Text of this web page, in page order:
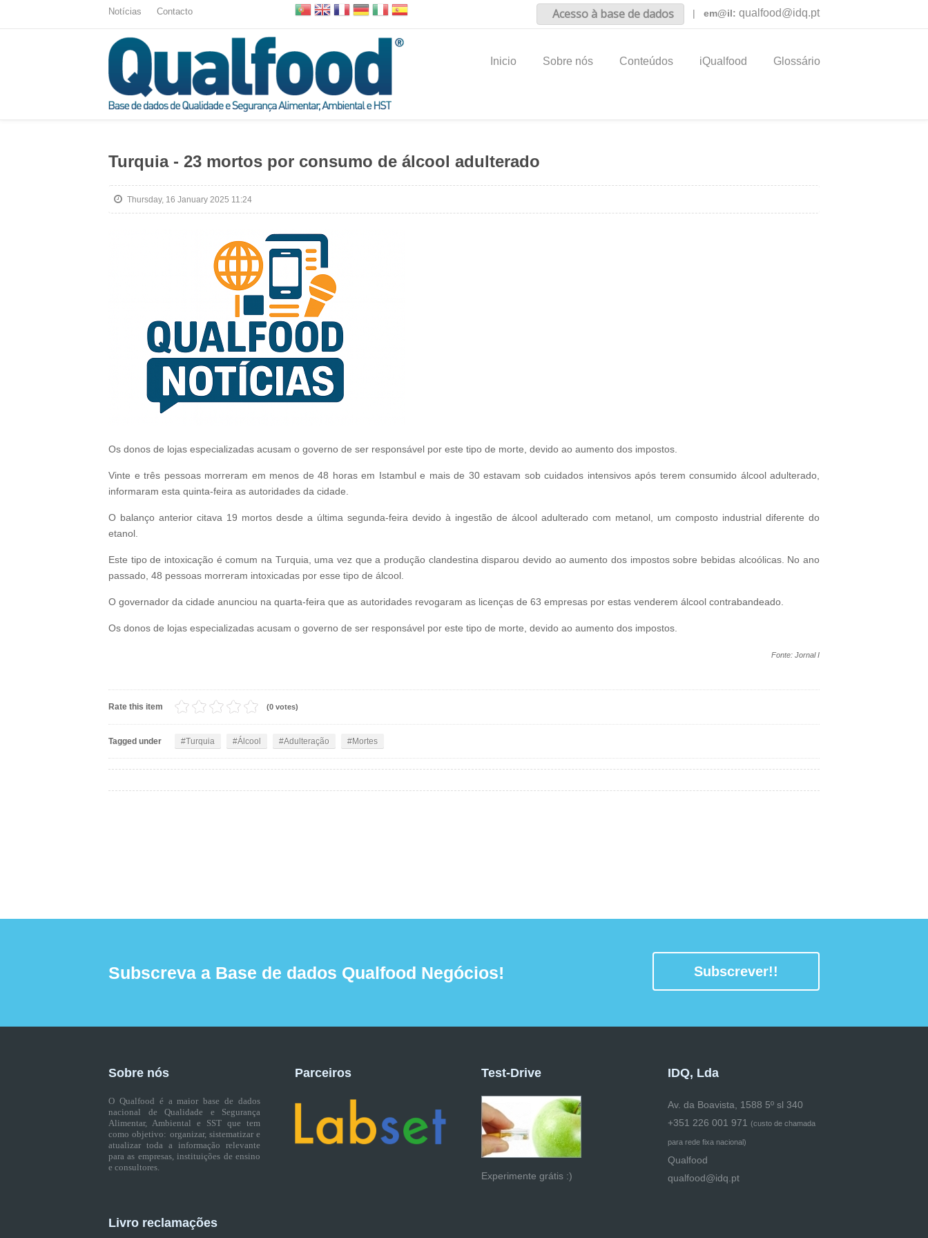
Notícias Contacto Acesso à base de dados | em@il: qualfood@idq.pt
Inicio Sobre nós Conteúdos iQualfood Glossário
Turquia - 23 mortos por consumo de álcool adulterado
Thursday, 16 January 2025 11:24
Os donos de lojas especializadas acusam o governo de ser responsável por este tipo de morte, devido ao aumento dos impostos.
Vinte e três pessoas morreram em menos de 48 horas em Istambul e mais de 30 estavam sob cuidados intensivos após terem consumido álcool adulterado,
informaram esta quinta-feira as autoridades da cidade.
O balanço anterior citava 19 mortos desde a última segunda-feira devido à ingestão de álcool adulterado com metanol, um composto industrial diferente do
etanol.
Este tipo de intoxicação é comum na Turquia, uma vez que a produção clandestina disparou devido ao aumento dos impostos sobre bebidas alcoólicas. No ano
passado, 48 pessoas morreram intoxicadas por esse tipo de álcool.
O governador da cidade anunciou na quarta-feira que as autoridades revogaram as licenças de 63 empresas por estas venderem álcool contrabandeado.
Os donos de lojas especializadas acusam o governo de ser responsável por este tipo de morte, devido ao aumento dos impostos.
Fonte: Jornal I
Rate this item (0 votes)
Tagged under Turquia Álcool Adulteração Mortes
Subscreva a Base de dados Qualfood Negócios! Subscrever!!
Sobre nós
O Qualfood é a maior base de dados
nacional de Qualidade e Segurança
Alimentar, Ambiental e SST que tem
como objetivo: organizar, sistematizar e
atualizar toda a informação relevante
para as empresas, instituições de ensino
e consultores.
Livro reclamações
Parceiros Test-Drive
Experimente grátis :)
IDQ, Lda
Av. da Boavista, 1588 5º sl 340
+351 226 001 971 (custo de chamada
para rede fixa nacional)
Qualfood
qualfood@idq.pt